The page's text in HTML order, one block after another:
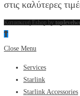
στις καλύτερες
Κατασκευή Eshop by
Close Menu
Services
Starlink
Starlink Accessories